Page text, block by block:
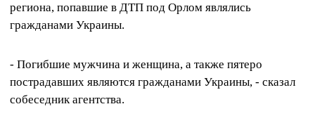
региона, попавшие в ДТП под Орлом являлись
гражданами Украины.
- Погибшие мужчина и женщина, а также пятеро
пострадавших являются гражданами Украины, - сказал
собеседник агентства.